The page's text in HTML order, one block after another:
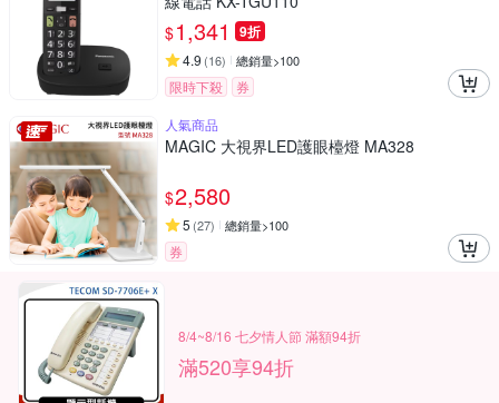
$1,341 9折
4.9 (16) 總銷量>100
限時下殺
券
人氣商品
MAGIC 大視界LED護眼檯燈 MA328
$2,580
5 (27) 總銷量>100
券
8/4~8/16 七夕情人節 滿額94折
滿520享94折